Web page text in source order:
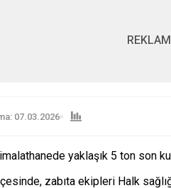
07.03.2026
imalathanede yaklaşık 5 ton son
zabıta ekipleri Halk